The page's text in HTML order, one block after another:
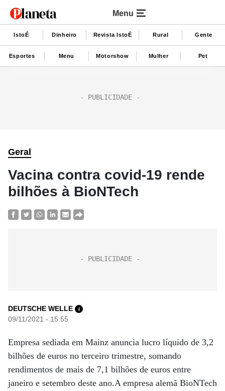
Menu
IstoÉ Dinheiro Revista IstoÉ Rural Gente
Esportes Menu Motorshow Mulher Pet
Geral
Vacina contra covid-19 rende
bilhões à BioNTech
DEUTSCHE WELLE i
09/11/2021 - 15:55
Empresa sediada em Mainz anuncia lucro líquido de 3,2
bilhões de euros no terceiro trimestre, somando
rendimentos de mais de 7,1 bilhões de euros entre
janeiro e setembro deste ano.A empresa alemã BioNTech